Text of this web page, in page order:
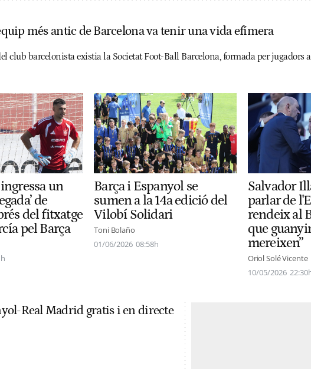
més antic de Barcelona va tenir una vida efímera
club barcelonista existia la Societat Foot-Ball Barcelona, formada per jugadors
un
de
del fitxatge
pel Barça
Barça i Espanyol se
sumen a la 14a edició del
Vilobí Solidari
Toni Bolaño
01/06/2026 08:58h
Salvador
parlar de
rendeix al
que
mereixen”
Oriol Solé Vicente
10/05/2026
Real Madrid gratis i en directe